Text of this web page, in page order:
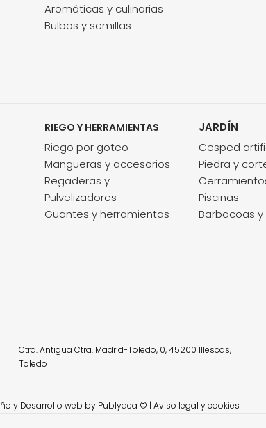
Aromáticas y culinarias
Bulbos y semillas
RIEGO Y HERRAMIENTAS
Riego por goteo
Mangueras y accesorios
Regaderas y
Pulvelizadores
Guantes y herramientas
JARDÍN
Cesped
Piedra y
Piscinas
Barbacoas
Ctra. Antigua Ctra. Madrid-Toledo, 0, 45200 Illescas,
Toledo
y Desarrollo web by Publydea © | Aviso legal y cookies